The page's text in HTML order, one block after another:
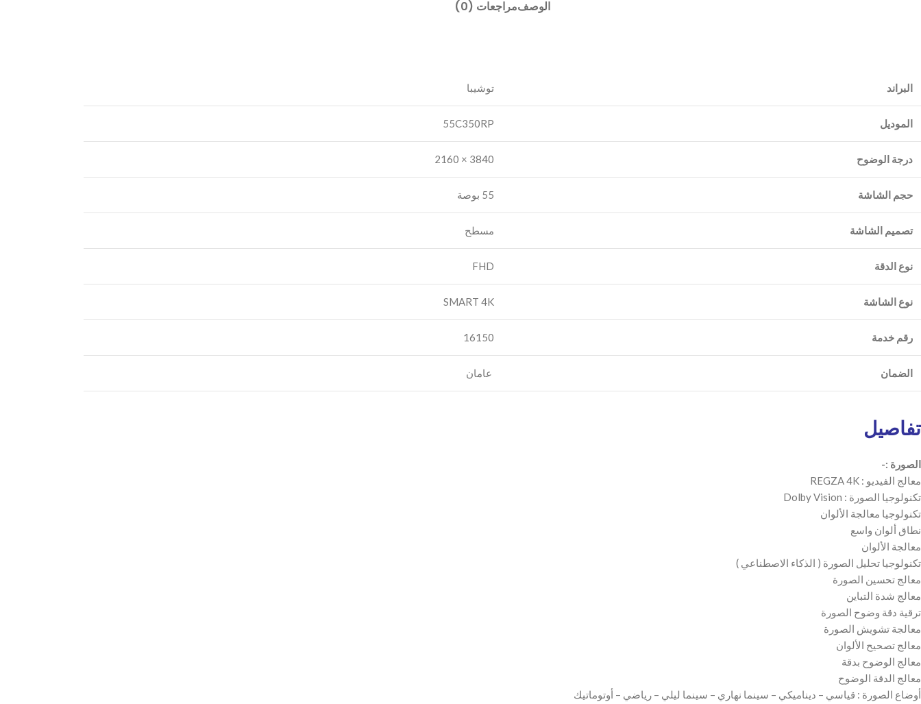
الوصفمراجعات (0)
البراند
الموديل 55C350RP
درجة الوضوح 3840 × 2160
حجم الشاشة 55 بوصة
تصميم الشاشة مسطح
نوع الدقة FHD
نوع الشاشة SMART 4K
رقم خدمة ‎16150
الضمان عامان
تفاصيل
الصورة :-
معالج الفيديو : REGZA 4K
تكنولوجيا الصورة : Dolby Vision
تكنولوجيا معالجة الألوان
نطاق ألوان واسع
معالجة الألوان
تكنولوجيا تحليل الصورة ( الذكاء الاصطناعي )
معالج تحسين الصورة
معالج شدة التباين
ترقية دقة وضوح الصورة
معالجة تشويش الصورة
معالج تصحيح الألوان
معالج الوضوح بدقة
معالج الدقة الوضوح
أوضاع الصورة : قياسي – ديناميكي – سينما نهاري – سينما ليلي – رياضي – أوتوماتيك